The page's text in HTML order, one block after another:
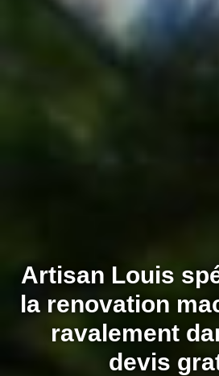
Artisan Louis
la renovation
ravalement
devis